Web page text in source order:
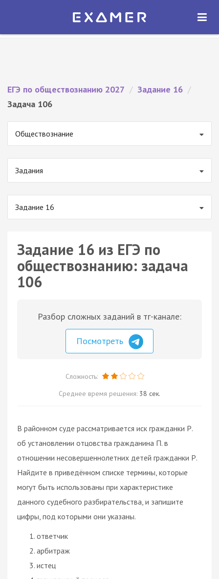
Экзамер — ЕГЭ 2027
ОТКРЫТЬ
ЕГЭ по обществознанию 2027 / Задание 16 /
Задача 106
Обществознание
Задания
Задание 16
Задание 16 из ЕГЭ по
обществознанию: задача
106
Разбор сложных заданий в тг-канале:
Посмотреть
Сложность:
Среднее время решения: 38 сек.
В районном суде рассматривается иск гражданки Р.
об установлении отцовства гражданина П. в
отношении несовершеннолетних детей гражданки Р.
Найдите в приведённом списке термины, которые
могут быть использованы при характеристике
данного судебного разбирательства, и запишите
цифры, под которыми они указаны.
ответчик
арбитраж
истец